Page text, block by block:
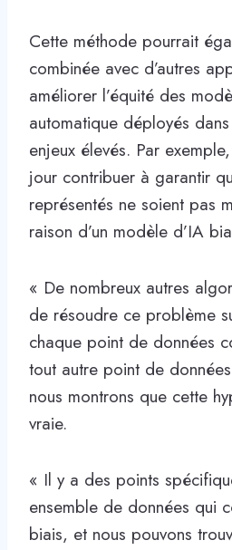
Cette méthode pourrait
combinée avec d’autres
améliorer l’équité des
automatique déployés
enjeux élevés. Par
jour contribuer à garantir
représentés ne soient pas
raison d’un modèle d’IA
« De nombreux autres
de résoudre ce problème
chaque point de données
tout autre point de
nous montrons que cette
vraie.
« Il y a des points
ensemble de données qui
biais, et nous pouvons